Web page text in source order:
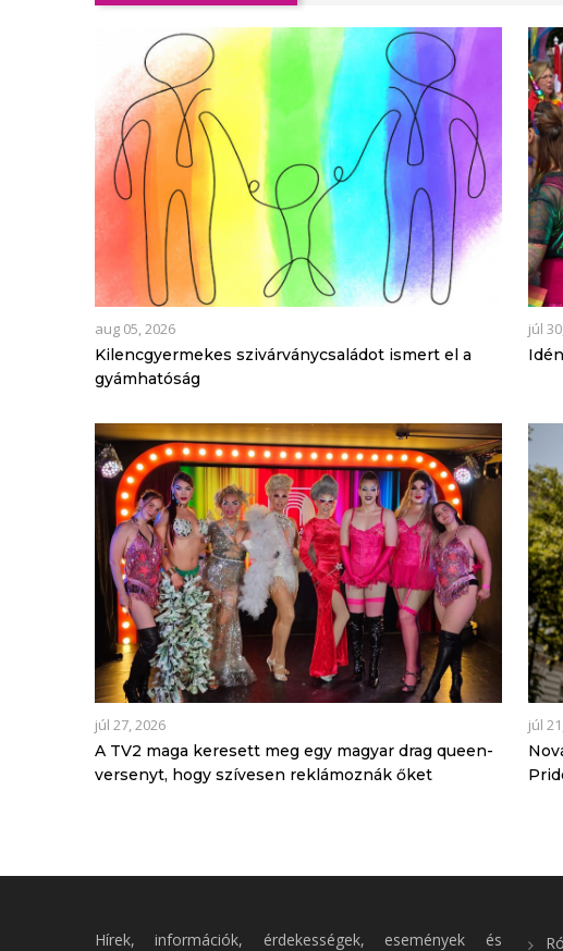
aug 05, 2026
Kilencgyermekes szivárványcsaládot ismert el a
gyámhatóság
júl
júl 27, 2026
A TV2 maga keresett meg egy magyar drag queen-
versenyt, hogy szívesen reklámoznák őket
júl
Hírek, információk, érdekességek, események és